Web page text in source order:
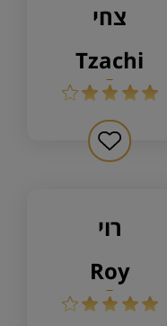
צחי
tzachi
רוי
roy